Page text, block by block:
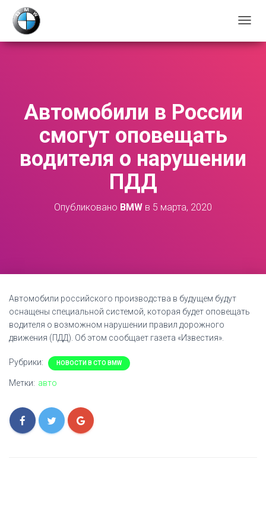
Е
Н
А
Автомобили в России
смогут оповещать
водителя о нарушении
ПДД
Опубликовано BMW в 5 марта, 2020
Автомобили российского производства в будущем будут
оснащены специальной системой, которая будет оповещать
водителя о возможном нарушении правил дорожного
движения (ПДД). Об этом сообщает газета «Известия».
Рубрики: НОВОСТИ В СТО BMW
Метки: авто